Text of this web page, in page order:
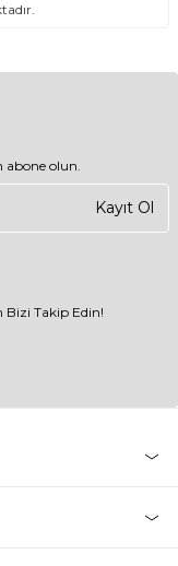
abone olun.
Kayıt Ol
Takip Edin!